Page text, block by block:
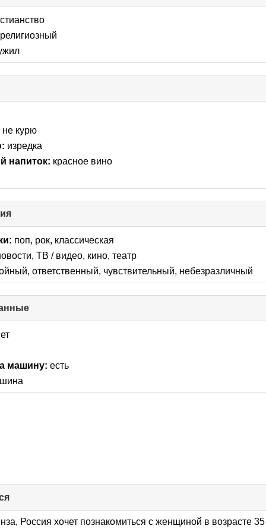
религиозный
не курю
изредка
напиток: красное вино
to
collapse
поп, рок, классическая
ТВ / видео, кино, театр
ответственный, чувствительный, небезразличный
to
машину: есть
to
collapse
Россия хочет познакомиться с женщиной в возрасте